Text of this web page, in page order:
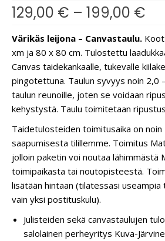
129,00 € – 199,00 €
Värikäs leijona – Canvastaulu.
xm ja 80 x 80 cm. Tulostettu
Canvas taidekankaalle, tukevalle
pingotettuna. Taulun syvyys noin 2,0
taulun reunoille, joten se voidaan
kehystystä. Taulu toimitetaan
Taidetulosteiden toimitusaika on noin
saapumisesta tilillemme. Toimitus
jolloin paketin voi noutaa lähimmästä
toimipaikasta tai noutopisteestä.
lisätään hintaan (tilatessasi
vain yksi postituskulu).
Julisteiden sekä canvastaulujen
salolainen perheyritys Kuva-